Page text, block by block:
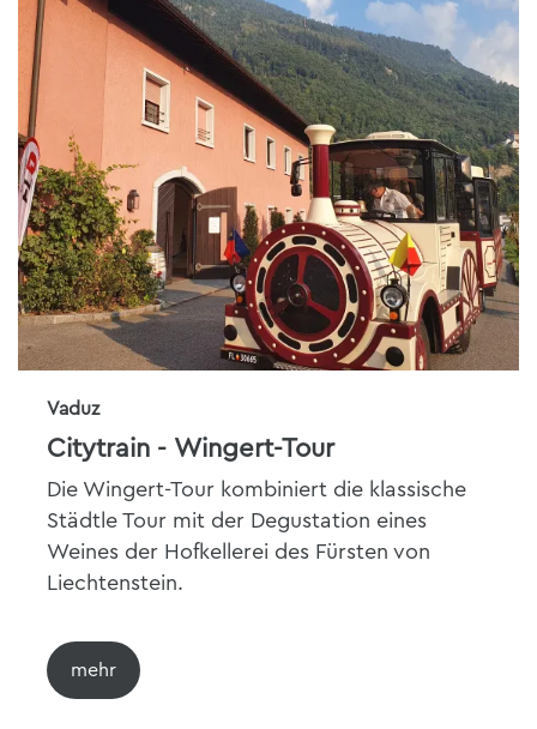
Vaduz
Citytrain - Wingert-Tour
Die Wingert-Tour kombiniert die klassische
Städtle Tour mit der Degustation eines
Weines der Hofkellerei des Fürsten von
Liechtenstein.